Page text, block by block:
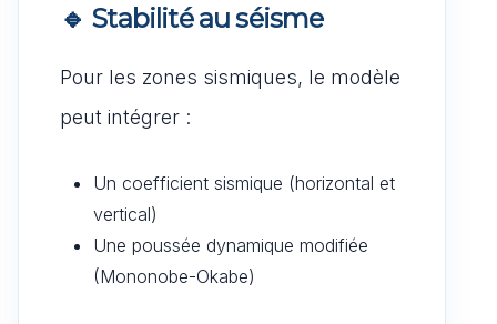
🔹 Stabilité au séisme
Pour les zones sismiques, le modèle
peut intégrer :
Un coefficient sismique (horizontal et
vertical)
Une poussée dynamique modifiée
(Mononobe-Okabe)